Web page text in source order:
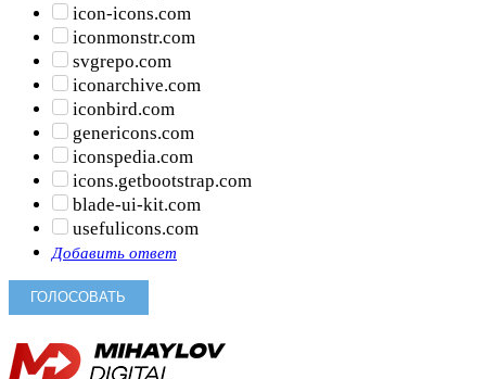
icon-icons.com
iconmonstr.com
svgrepo.com
iconarchive.com
iconbird.com
genericons.com
iconspedia.com
icons.getbootstrap.com
blade-ui-kit.com
usefulicons.com
Добавить ответ